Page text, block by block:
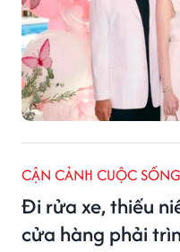
CẬN CẢNH CUỘC SỐNG
Đi rửa xe, thiếu
cửa hàng phải